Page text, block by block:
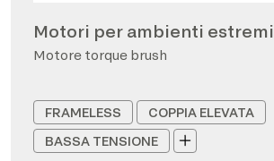
Motori per ambienti estremi
Motore torque brush
FRAMELESS
COPPIA ELEVATA
BASSA TENSIONE